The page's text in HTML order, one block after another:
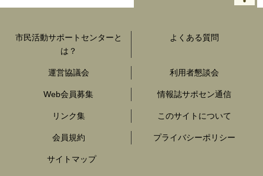
市民活動サポートセンターと
は？
よくある質問
運営協議会 利用者懇談会
Web会員募集 情報誌サポセン通信
リンク集 このサイトについて
会員規約 プライバシーポリシー
サイトマップ